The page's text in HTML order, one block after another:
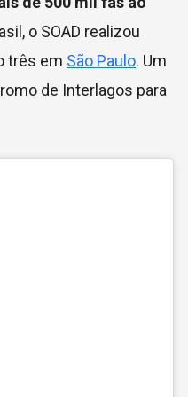
o SOAD realizou
três em São Paulo. Um
de Interlagos para